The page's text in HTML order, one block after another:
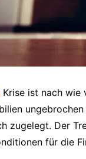
Krise ist nach
zugelegt. Der
für die